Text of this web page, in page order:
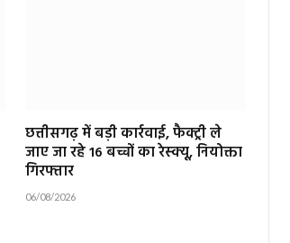
छत्तीसगढ़ में बड़ी कार्रवाई, फैक्ट्री ले
जाए जा रहे 16 बच्चों का रेस्क्यू, नियोक्ता
गिरफ्तार
06/08/2026